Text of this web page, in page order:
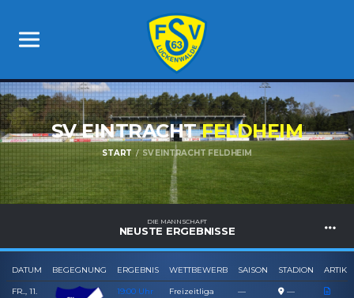
SV EINTRACHTFELDHEIM
START SV EINTRACHT FELDHEIM
DIE MANNSCHAFT
NEUSTE ERGEBNISSE
DATUM BEGEGNUNG ERGEBNIS WETTBEWERB SAISON STADION
FR.., 11.
19:00 Uhr Freizeitliga —
—